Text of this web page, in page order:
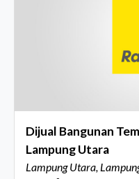
Dijual Bangunan
Lampung Utara
Lampung Utara,